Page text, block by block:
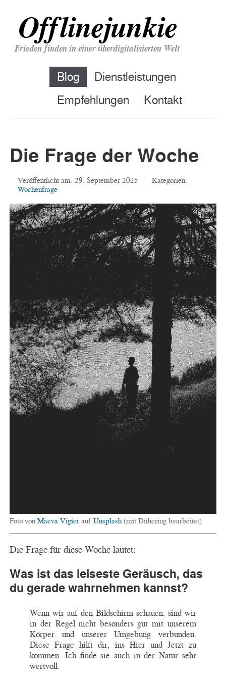
Offlinejunkie
Frieden finden in einer überdigitalisierten Welt
Blog
Dienstleistungen
Empfehlungen
Kontakt
Die Frage der Woche
Veröffentlicht am: 29. September 2025
| Kategorien:
Wochenfrage
Foto vonMaëva Vigier aufUnsplash (mit Dithering bearbeitet)
Die Frage für diese Woche lautet:
Was ist das leiseste Geräusch, das
du gerade wahrnehmen kannst?
Wenn wir auf den Bildschirm schauen, sind wir
in der Regel nicht besonders gut mit unserem
Körper und unserer Umgebung verbunden.
Diese Frage hilft dir, ins Hier und Jetzt zu
kommen. Ich finde sie auch in der Natur sehr
wertvoll.